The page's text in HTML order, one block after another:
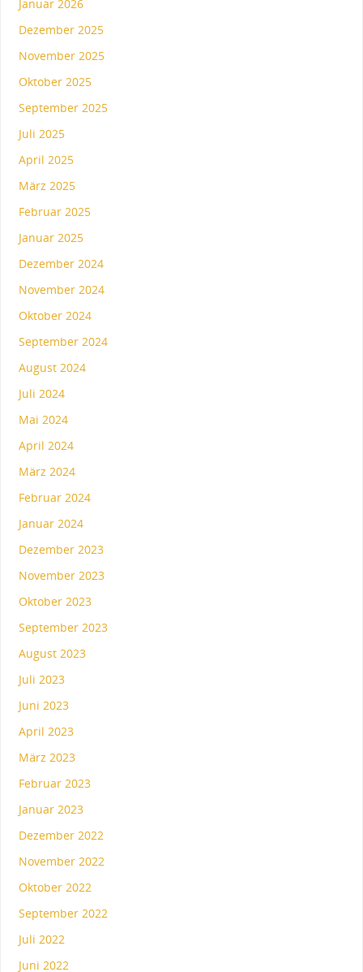
Januar 2026
Dezember 2025
November 2025
Oktober 2025
September 2025
Juli 2025
April 2025
März 2025
Februar 2025
Januar 2025
Dezember 2024
November 2024
Oktober 2024
September 2024
August 2024
Juli 2024
Mai 2024
April 2024
März 2024
Februar 2024
Januar 2024
Dezember 2023
November 2023
Oktober 2023
September 2023
August 2023
Juli 2023
Juni 2023
April 2023
März 2023
Februar 2023
Januar 2023
Dezember 2022
November 2022
Oktober 2022
September 2022
Juli 2022
Juni 2022